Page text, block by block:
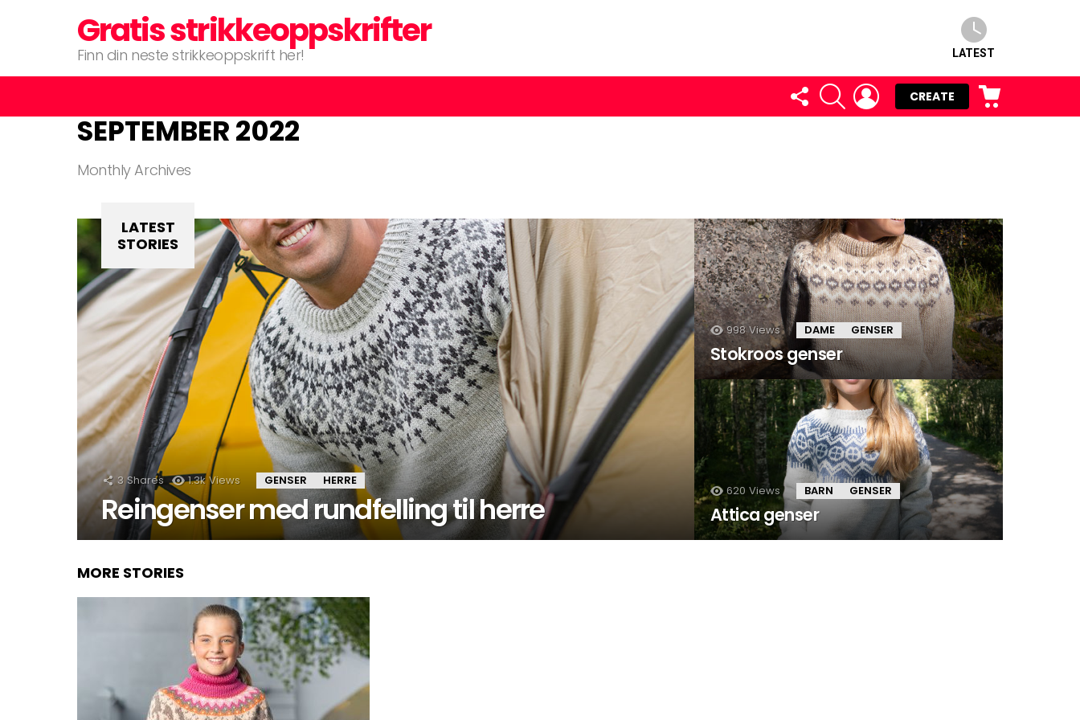
Gratis strikkeoppskrifter
Finn din neste strikkeoppskrift her! LATEST
FOLLOW
US
SEARCH LOGIN
CREATE
SEPTEMBER 2022
Monthly Archives
LATEST
STORIES
3 Shares 1.3k Views GENSER HERRE
Reingenser med rundfelling til herre
998 Views DAME GENSER
Stokroos genser
620 Views BARN GENSER
Attica genser
MORE STORIES